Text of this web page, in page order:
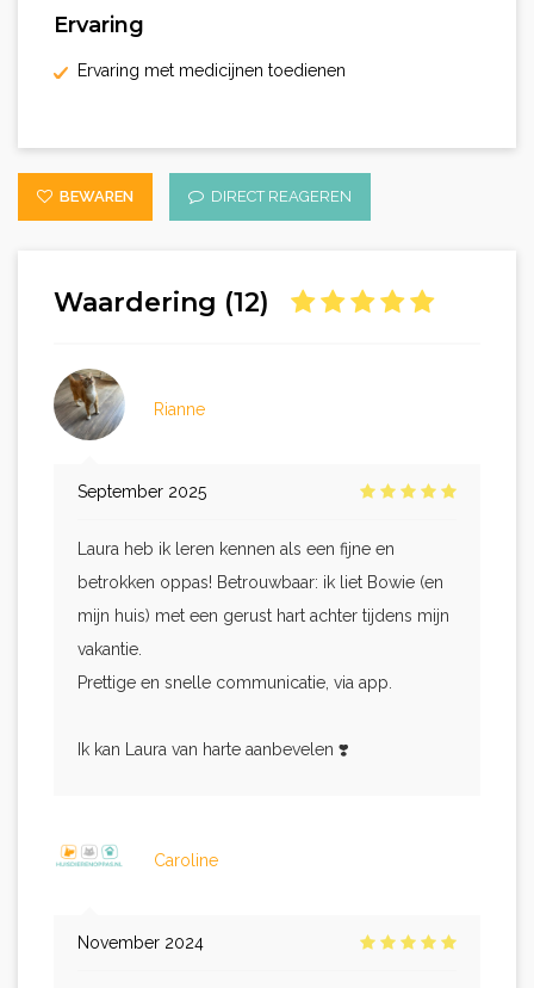
Ervaring
Ervaring met medicijnen toedienen
BEWAREN DIRECT REAGEREN
Waardering (12)
Rianne
September 2025
Laura heb ik leren kennen als een fijne en
betrokken oppas! Betrouwbaar: ik liet Bowie (en
mijn huis) met een gerust hart achter tijdens mijn
vakantie.
Prettige en snelle communicatie, via app.
Ik kan Laura van harte aanbevelen ❣️
Caroline
November 2024